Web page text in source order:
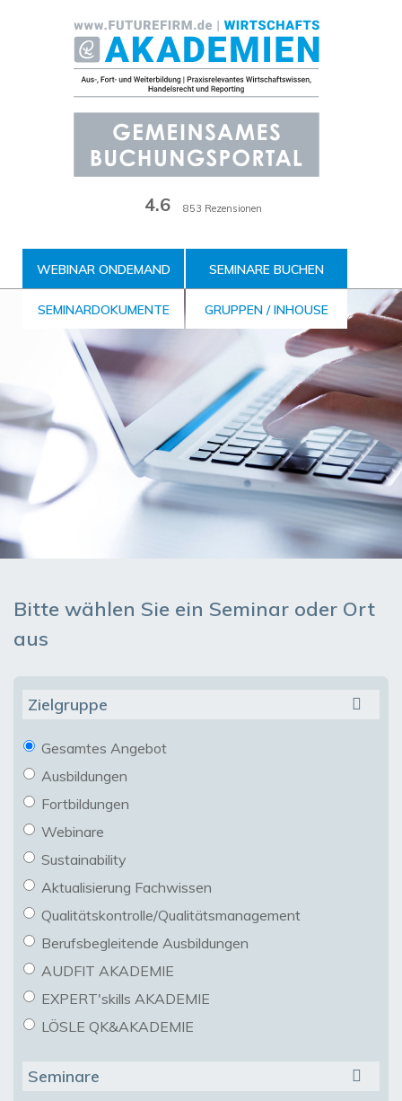
4.6 853 Rezensionen
WEBINAR ONDEMAND
SEMINARDOKUMENTE
SEMINARE BUCHEN
GRUPPEN / INHOUSE
Bitte wählen Sie ein Seminar oder Ort
aus
Zielgruppe
Gesamtes Angebot
Ausbildungen
Fortbildungen
Webinare
Sustainability
Aktualisierung Fachwissen
Qualitätskontrolle/Qualitätsmanagement
Berufsbegleitende Ausbildungen
AUDFIT AKADEMIE
EXPERT'skills AKADEMIE
LÖSLE QK&AKADEMIE
Seminare